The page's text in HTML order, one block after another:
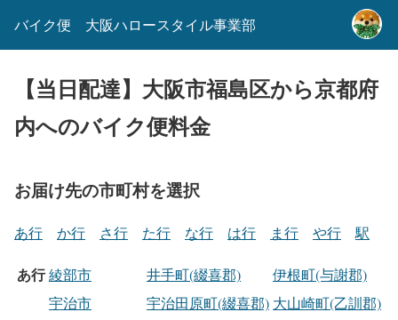
バイク便 大阪ハロースタイル事業部
【当日配達】大阪市福島区から京都府
内へのバイク便料金
お届け先の市町村を選択
あ行 か行 さ行 た行 な行 は行 ま行 や行 駅
あ行綾部市 井手町(綴喜郡)
伊根町(与謝郡)
宇治市
宇治田原町(綴喜郡) 大山崎町(乙訓郡)